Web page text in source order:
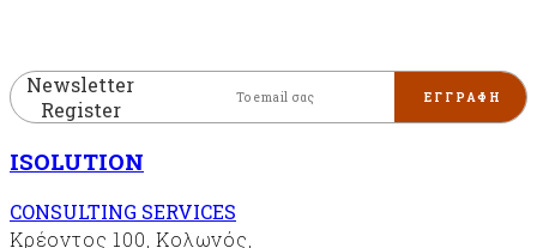
Newsletter
Register
ISOLUTION
CONSULTING SERVICES
Κρέοντος 100, Κολωνός,